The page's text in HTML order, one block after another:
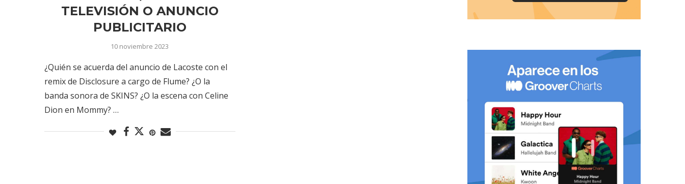
TELEVISIÓN O ANUNCIO
PUBLICITARIO
10 noviembre 2023
¿Quién se acuerda del anuncio de Lacoste con el
remix de Disclosure a cargo de Flume? ¿O la
banda sonora de SKINS? ¿O la escena con Celine
Dion en Mommy? …